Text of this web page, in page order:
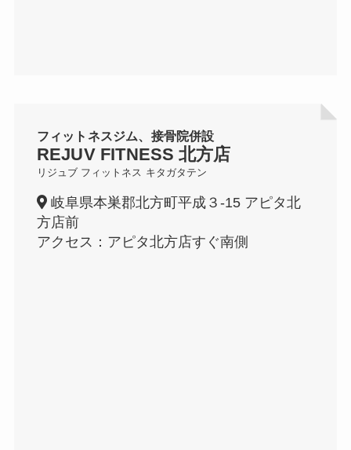
フィットネスジム、接骨院併設
REJUV FITNESS 北方店
リジュブ フィットネス キタガタテン
岐阜県本巣郡北方町平成３-15 アピタ北
方店前
アクセス：アピタ北方店すぐ南側